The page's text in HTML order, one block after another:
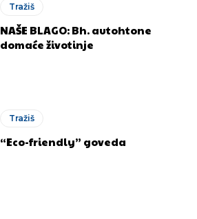
Tražiš
NAŠE BLAGO: Bh. autohtone
domaće životinje
Tražiš
“Eco-friendly” goveda